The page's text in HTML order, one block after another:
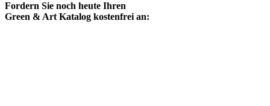
Fordern Sie noch heute Ihren
Green & Art Katalog kostenfrei an: